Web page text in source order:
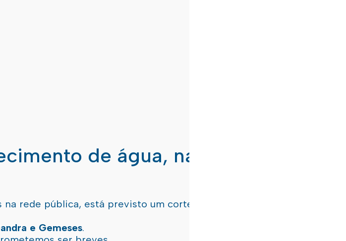
de água, nas freguesias de
rede pública, está previsto um corte de água
e Gemeses.